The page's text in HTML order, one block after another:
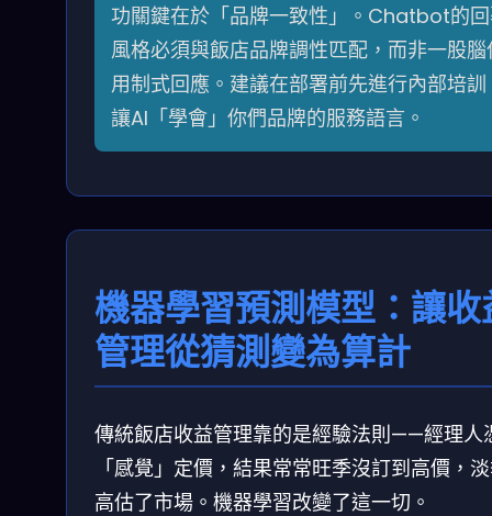
功關鍵在於「品牌一致性」。Chatbot的
風格必須與飯店品牌調性匹配，而非一股腦
用制式回應。建議在部署前先進行內部培訓
讓AI「學會」你們品牌的服務語言。
機器學習預測模型：讓收
管理從猜測變為算計
傳統飯店收益管理靠的是經驗法則——經理人
「感覺」定價，結果常常旺季沒訂到高價，
高估了市場。機器學習改變了這一切。